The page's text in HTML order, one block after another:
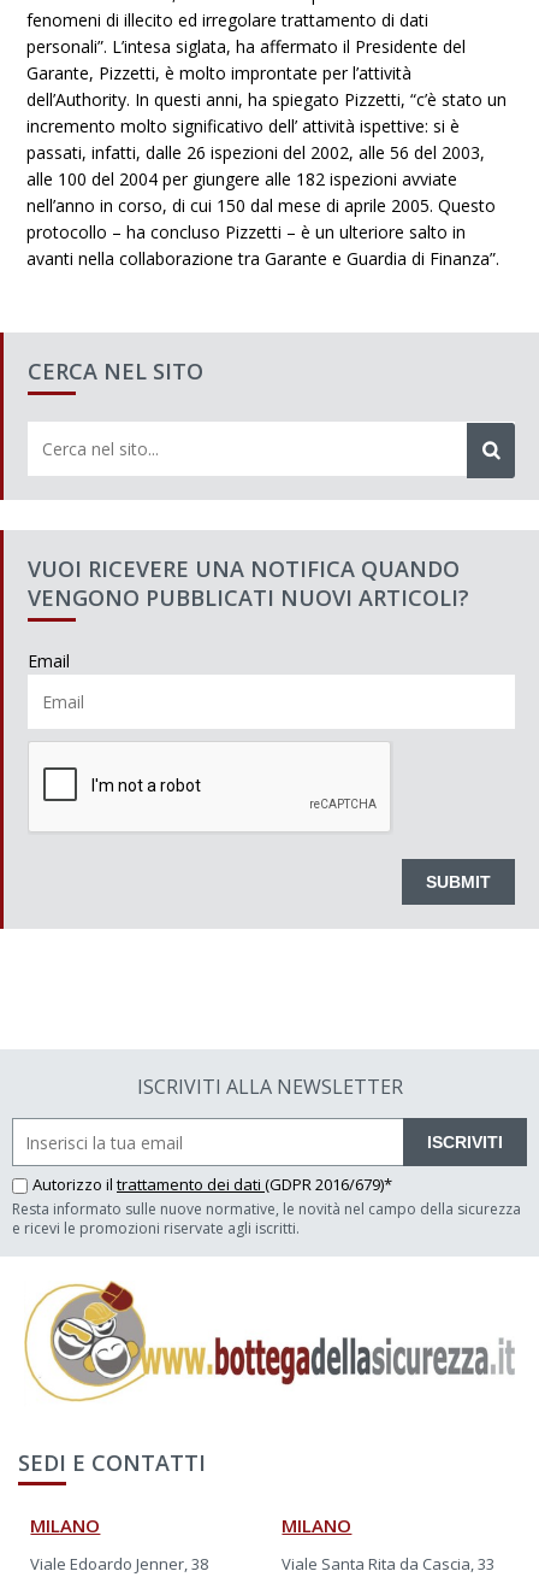
fenomeni di illecito ed irregolare trattamento di dati
personali”. L’intesa siglata, ha affermato il Presidente del
Garante, Pizzetti, è molto improntate per l’attività
dell’Authority. In questi anni, ha spiegato Pizzetti, “c’è stato un
incremento molto significativo dell’ attività ispettive: si è
passati, infatti, dalle 26 ispezioni del 2002, alle 56 del 2003,
alle 100 del 2004 per giungere alle 182 ispezioni avviate
nell’anno in corso, di cui 150 dal mese di aprile 2005. Questo
protocollo – ha concluso Pizzetti – è un ulteriore salto in
avanti nella collaborazione tra Garante e Guardia di Finanza”.
CERCA NEL SITO
VUOI RICEVERE UNA NOTIFICA QUANDO
VENGONO PUBBLICATI NUOVI ARTICOLI?
Email
ISCRIVITI ALLA NEWSLETTER
ISCRIVITI
Autorizzo il trattamento dei dati (GDPR 2016/679)*
Resta informato sulle nuove normative, le novità nel campo della sicurezza
e ricevi le promozioni riservate agli iscritti.
SEDI E CONTATTI
MILANO
Viale Edoardo Jenner, 38
MILANO
Viale Santa Rita da Cascia, 33